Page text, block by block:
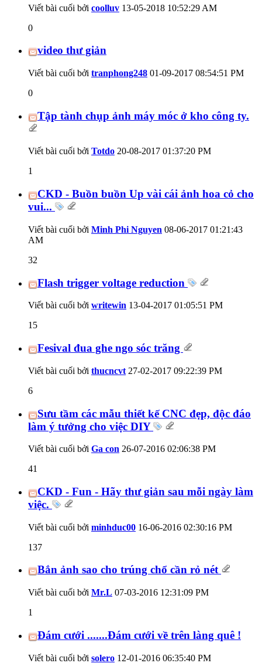
Viết bài cuối bởi coolluv 13-05-2018 10:52:29 AM
0
video thư giản
Viết bài cuối bởi tranphong248 01-09-2017 08:54:51 PM
0
Tập tành chụp ảnh máy móc ở kho công ty.
Viết bài cuối bởi Totdo 20-08-2017 01:37:20 PM
1
CKD - Buồn buồn Up vài cái ảnh hoa cỏ cho
vui...
Viết bài cuối bởi Minh Phi Nguyen 08-06-2017 01:21:43
AM
32
Flash trigger voltage reduction
Viết bài cuối bởi writewin 13-04-2017 01:05:51 PM
15
Fesival đua ghe ngo sóc trăng
Viết bài cuối bởi thucncvt 27-02-2017 09:22:39 PM
6
Sưu tầm các mẫu thiết kế CNC đẹp, độc đáo
làm ý tưởng cho việc DIY
Viết bài cuối bởi Ga con 26-07-2016 02:06:38 PM
41
CKD - Fun - Hãy thư giản sau mỗi ngày làm
việc.
Viết bài cuối bởi minhduc00 16-06-2016 02:30:16 PM
137
Bắn ảnh sao cho trúng chổ cần rỏ nét
Viết bài cuối bởi Mr.L 07-03-2016 12:31:09 PM
1
Đám cưới .......Đám cưới về trên làng quê !
Viết bài cuối bởi solero 12-01-2016 06:35:40 PM